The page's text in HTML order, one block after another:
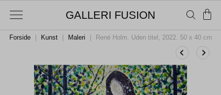
GALLERI FUSION
Forside Kunst Maleri René Holm. Uden titel, 2022. 50 x 40 cm